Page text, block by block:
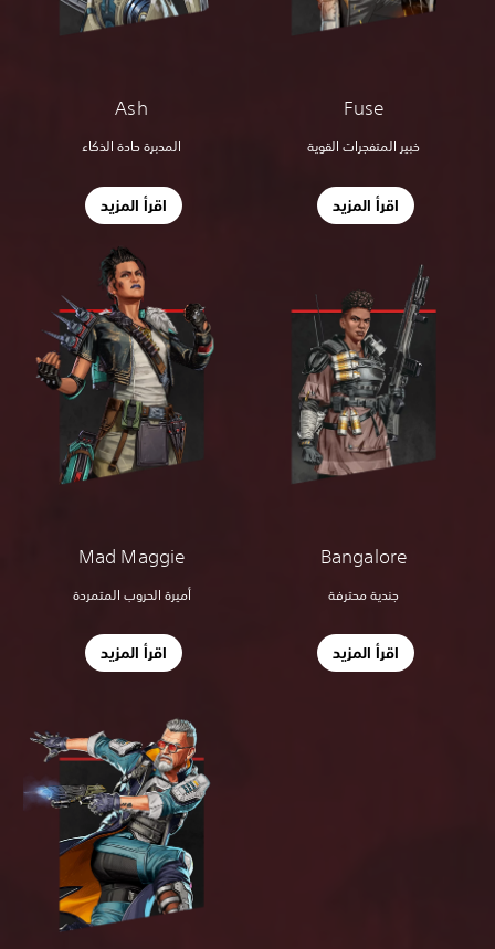
Ash
المدبرة حادة الذكاء
اقرأ المزيد
Fuse
خبير المتفجرات القوية
اقرأ المزيد
Mad Maggie
أميرة الحروب المتمردة
اقرأ المزيد
Bangalore
جندية محترفة
اقرأ المزيد